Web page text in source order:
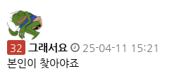
32 그래서요
25-04-11 15:21
본인이 찾아야죠